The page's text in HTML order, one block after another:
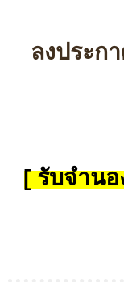
ลงประก
[ รับจำน